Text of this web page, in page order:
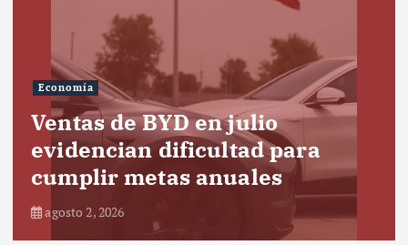
Economía
Ventas de BYD en julio
evidencian dificultad para
cumplir metas anuales
agosto 2, 2026